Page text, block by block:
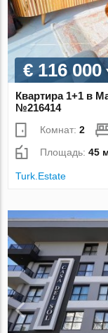
€ 116 000
Квартира 1+1 в
№216414
Комнат:2
Площадь:45
Turk.Estate